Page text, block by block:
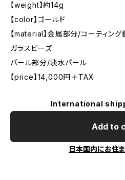
【weight】約14g
【color】ゴールド
【material】金属部分/コーティング
ガラスビーズ
パール部分/淡水パール
【price】14,000円＋TAX
International
Add to
日本国内にお住